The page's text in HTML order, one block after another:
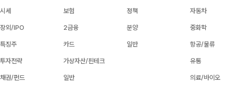
시세
장외/IPO
특징주
투자전략
채권/펀드
보험
2금융
카드
가상자산/핀테크
일반
정책
분양
일반
자동차
중화학
항공/물류
유통
의료/바이오